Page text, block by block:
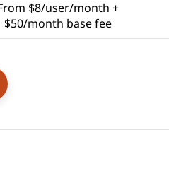
$8/user/month +
$50/month base fee
New Window